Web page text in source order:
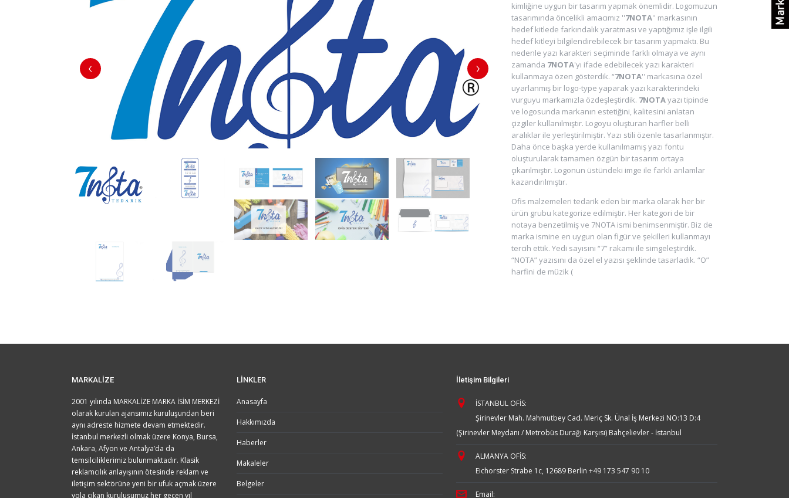
kimliğine uygun bir tasarım yapmak önemlidir. Logomuzun
tasarımında öncelikli amacımız ''7NOTA'' markasının
hedef kitlede farkındalık yaratması ve yaptığımız işle ilgili
hedef kitleyi bilgilendirebilecek bir tasarım yapmaktı. Bu
nedenle yazı karakteri seçiminde farklı olmaya ve aynı
zamanda 7NOTA'yı ifade edebilecek yazı karakteri
kullanmaya özen gösterdik. “7NOTA'' markasına özel
uyarlanmış bir logo-type yaparak yazı karakterindeki
vurguyu markamızla özdeşleştirdik. 7NOTAyazı tipinde
ve logosunda markanın estetiğini, kalitesini anlatan
çizgiler kullanılmıştır. Logoyu oluşturan harfler belli
aralıklar ile yerleştirilmiştir. Yazı stili özenle tasarlanmıştır.
Daha önce başka yerde kullanılmamış yazı fontu
oluşturularak tamamen özgün bir tasarım ortaya
çıkarılmıştır. Logonun üstündeki imge ile farklı anlamlar
kazandırılmıştır.
Ofis malzemeleri tedarik eden bir marka olarak her bir
ürün grubu kategorize edilmiştir. Her kategori de bir
notaya benzetilmiş ve 7NOTA ismi benimsenmiştir. Biz de
marka ismine en uygun olan figür ve şekilleri kullanmayı
tercih ettik. Yedi sayısını “7” rakamı ile simgeleştirdik.
“NOTA” yazısını da özel el yazısı şeklinde tasarladık. “O”
harfini de müzik (
MARKALİZE
2001 yılında MARKALİZE MARKA İSİM MERKEZİ
olarak kurulan ajansımız kuruluşundan beri
aynı adreste hizmete devam etmektedir.
İstanbul merkezli olmak üzere Konya, Bursa,
Ankara, Afyon ve Antalya’da da
temsilciliklerimiz bulunmaktadır. Klasik
reklamcılık anlayışının ötesinde reklam ve
iletişim sektörüne yeni bir ufuk açmak üzere
yola çıkan kuruluşumuz her geçen yıl
LİNKLER
Anasayfa
Hakkımızda
Haberler
Makaleler
Belgeler
İletişim Bilgileri
İSTANBUL OFİS:
Şirinevler Mah. Mahmutbey Cad. Meriç Sk. Ünal İş Merkezi NO:13 D:4
(Şirinevler Meydanı / Metrobüs Durağı Karşısı) Bahçelievler - İstanbul
ALMANYA OFİS:
Eichorster Strabe 1c, 12689 Berlin+49 173 547 90 10
Email: